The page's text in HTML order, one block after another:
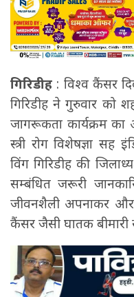
गिरिडीह : विश्व कैंसर
गिरिडीह ने गुरुवार को
जागरूकता कार्यक्रम का
स्त्री रोग विशेषज्ञा
विंग गिरिडीह की
सम्बंधित जरूरी
जीवनशैली अपनाकर
कैंसर जैसी घातक